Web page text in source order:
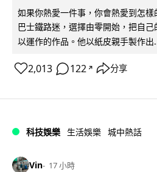
如果你熱愛一件事，你會熱愛到怎
巴士鐵路迷，選擇由零開始，把自
以運作的作品。他以紙皮親手製作出
2,013 122 ↗ 分享
科技娛樂 生活娛樂 城中熱話
Vin 17 小時